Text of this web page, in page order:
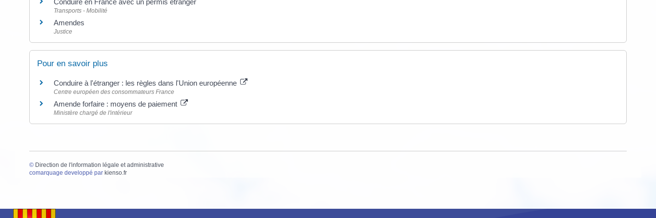
Transports - Mobilité
Amendes
Justice
Pour en savoir plus
Conduire à l'étranger : les règles dans l'Union européenne
Centre européen des consommateurs France
Amende forfaire : moyens de paiement
Ministère chargé de l'intérieur
© Direction de l'information légale et administrative
comarquage developpé par kienso.fr